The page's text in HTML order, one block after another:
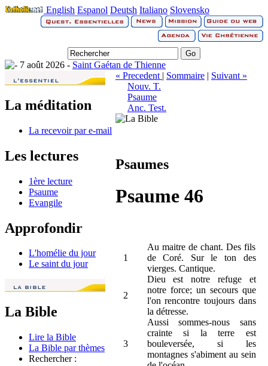
English Espanol Deutsh Italiano Slovensko
7 août 2026 - Saint Gaétan de Thienne
La méditation
La recevoir par e-mail
Les lectures
1ère lecture
Psaume
Evangile
Approfondir
L'homélie du jour
Le saint du jour
La Bible
Lire la Bible
La Bible par thèmes
Rechercher :
« Precedent | Sommaire | Suivant »
Nouv. T.
Psaume
Anc. Test.
Psaumes
Psaume 46
1
Au maitre de chant. Des fils
de Coré. Sur le ton des
vierges. Cantique.
2
Dieu est notre refuge et
notre force; un secours que
l'on rencontre toujours dans
la détresse.
3
Aussi sommes-nous sans
crainte si la terre est
bouleversée, si les
montagnes s'abiment au sein